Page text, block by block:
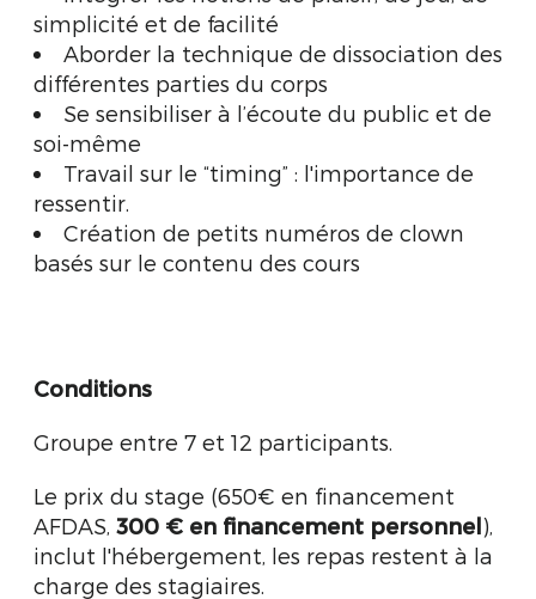
simplicité et de facilité
Aborder la technique de dissociation des
différentes parties du corps
Se sensibiliser à l’écoute du public et de
soi-même
Travail sur le “timing” : l'importance de
ressentir.
Création de petits numéros de clown
basés sur le contenu des cours
Conditions
Groupe entre 7 et 12 participants.
Le prix du stage (650€ en financement
AFDAS, 300 € en financement personnel),
inclut l'hébergement, les repas restent à la
charge des stagiaires.